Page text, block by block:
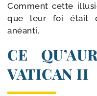
Comment cette
que leur foi était
anéanti.
CE
VATICAN II